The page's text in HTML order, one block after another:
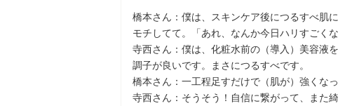
橋本さん：僕は、スキンケア後につるすべ肌
モチしてて。「あれ、なんか今日ハリすごく
寺西さん：僕は、化粧水前の（導入）美容液
調子が良いです。まさにつるすべです。
橋本さん：一工程足すだけで（肌が）強くな
寺西さん：そうそう！自信に繋がって、また